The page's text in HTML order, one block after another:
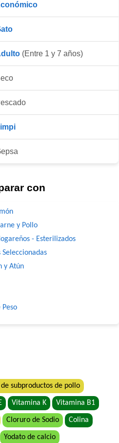
(Entre 1 y 7 años)
con
y Pollo
- Esterilizados
y Atún
subproductos de pollo
Vitamina K Vitamina B1
Cloruro de Sodio Colina
Yodato de calcio